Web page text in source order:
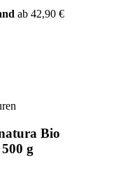
ab 42,90 €
Bio
g